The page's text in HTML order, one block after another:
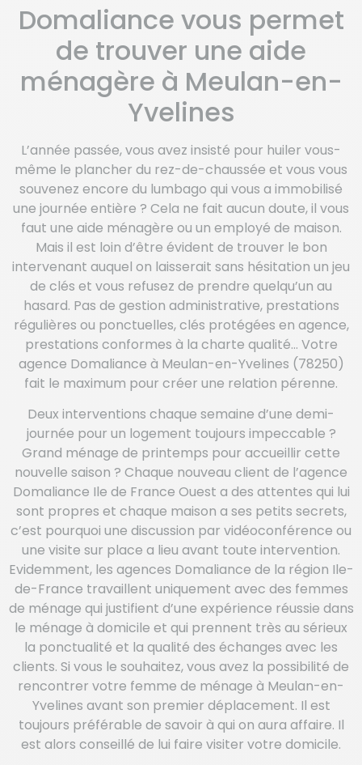
Domaliance vous permet
de trouver une aide
ménagère à Meulan-en-
Yvelines
L’année passée, vous avez insisté pour huiler vous-
même le plancher du rez-de-chaussée et vous vous
souvenez encore du lumbago qui vous a immobilisé
une journée entière ? Cela ne fait aucun doute, il vous
faut une aide ménagère ou un employé de maison.
Mais il est loin d’être évident de trouver le bon
intervenant auquel on laisserait sans hésitation un jeu
de clés et vous refusez de prendre quelqu’un au
hasard. Pas de gestion administrative, prestations
régulières ou ponctuelles, clés protégées en agence,
prestations conformes à la charte qualité… Votre
agence Domaliance à Meulan-en-Yvelines (78250)
fait le maximum pour créer une relation pérenne.
Deux interventions chaque semaine d’une demi-
journée pour un logement toujours impeccable ?
Grand ménage de printemps pour accueillir cette
nouvelle saison ? Chaque nouveau client de l’agence
Domaliance Ile de France Ouest a des attentes qui lui
sont propres et chaque maison a ses petits secrets,
c’est pourquoi une discussion par vidéoconférence ou
une visite sur place a lieu avant toute intervention.
Evidemment, les agences Domaliance de la région Ile-
de-France travaillent uniquement avec des femmes
de ménage qui justifient d’une expérience réussie dans
le ménage à domicile et qui prennent très au sérieux
la ponctualité et la qualité des échanges avec les
clients. Si vous le souhaitez, vous avez la possibilité de
rencontrer votre femme de ménage à Meulan-en-
Yvelines avant son premier déplacement. Il est
toujours préférable de savoir à qui on aura affaire. Il
est alors conseillé de lui faire visiter votre domicile.